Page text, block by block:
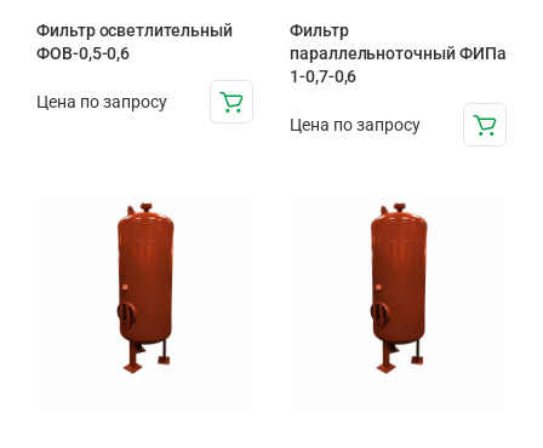
Фильтр осветлительный
ФОВ-0,5-0,6
Цена по запросу
Фильтр
параллельноточный ФИПа
1-0,7-0,6
Цена по запросу